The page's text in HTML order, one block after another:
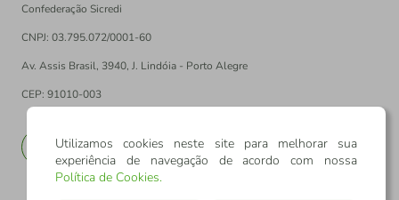
Confederação Sicredi
CNPJ: 03.795.072/0001-60
Av. Assis Brasil, 3940, J. Lindóia - Porto Alegre
CEP: 91010-003
EN
Utilizamos cookies neste site para melhorar sua
experiência de navegação de acordo com nossa
Política de Cookies.